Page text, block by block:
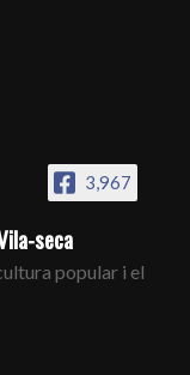
3,967
seca
popular i el